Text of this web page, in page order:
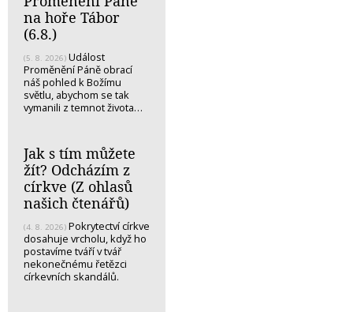
na hoře Tábor
(6.8.)
(5. 8. 2026) Událost
Proměnění Páně obrací
náš pohled k Božímu
světlu, abychom se tak
vymanili z temnot života…
Jak s tím můžete
žít? Odcházím z
církve (Z ohlasů
našich čtenářů)
(4. 8. 2026) Pokrytectví církve
dosahuje vrcholu, když ho
postavíme tváří v tvář
nekonečnému řetězci
církevních skandálů.